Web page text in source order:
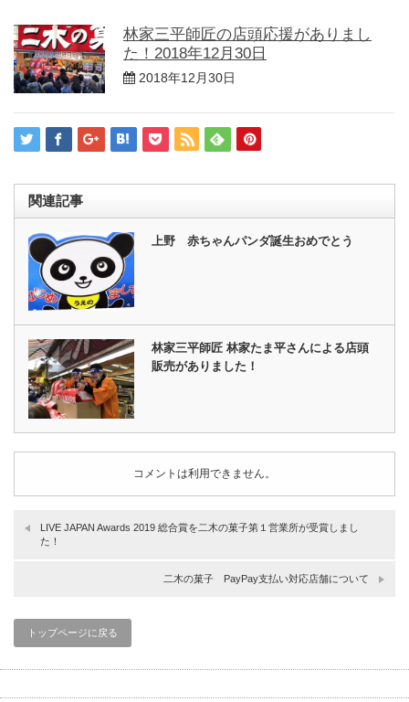
林家三平師匠の店頭応援がありまし
た！2018年12月30日
2018年12月30日
関連記事
上野 赤ちゃんパンダ誕生おめでとう
林家三平師匠 林家たま平さんによる店頭
販売がありました！
コメントは利用できません。
LIVE JAPAN Awards 2019 総合賞を二木の菓子第１営業所が受賞しまし
た！
二木の菓子 PayPay支払い対応店舗について
トップページに戻る